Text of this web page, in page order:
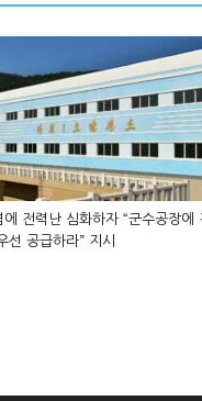
에 전력난 심화하자 “군수공장에
선 공급하라” 지시